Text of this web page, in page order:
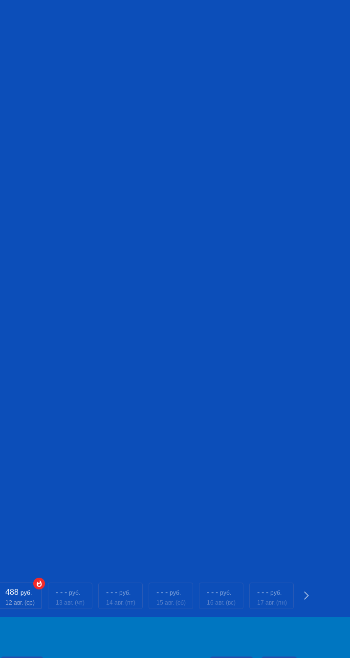
488 руб.
12 авг. (ср)
- - - руб.
13 авг. (чт)
- - - руб.
14 авг. (пт)
- - - руб.
15 авг. (сб)
- - - руб.
16 авг. (вс)
- - - руб.
17 авг. (пн)